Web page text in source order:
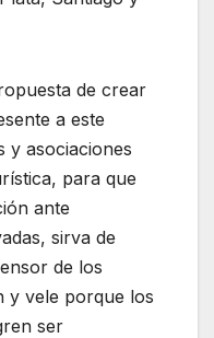
de crear
a este
y asociaciones
para que
ante
sirva de
de los
y vele porque los
ser